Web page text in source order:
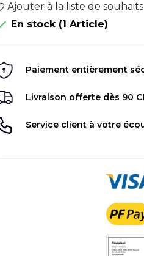
Ajouter à la liste de souhaits
En stock (1 Article)
Paiement entièrement
Livraison offerte dès 90
Service client à votre